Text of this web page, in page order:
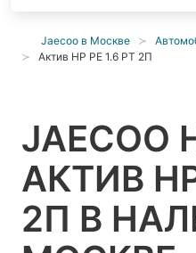
Jaecoo в Москве
Актив НР РЕ 1.6 РТ 2П
АКТИВ
2П В